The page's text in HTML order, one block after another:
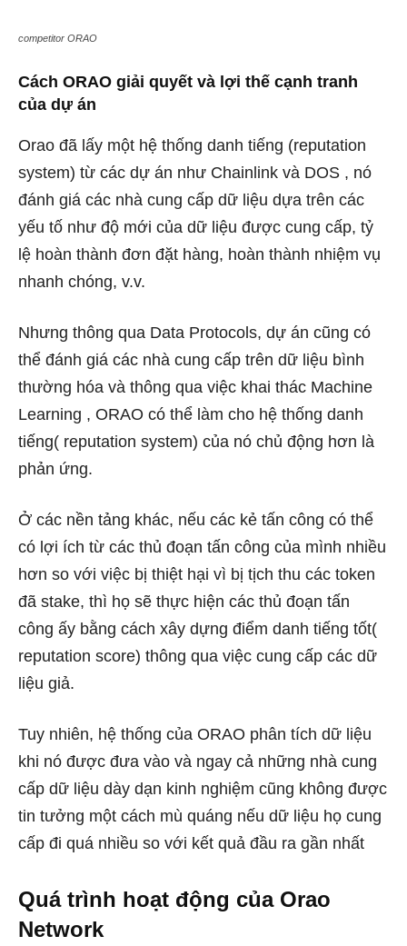
competitor ORAO
Cách ORAO giải quyết và lợi thế cạnh tranh
của dự án
Orao đã lấy một hệ thống danh tiếng (reputation
system) từ các dự án như Chainlink và DOS , nó
đánh giá các nhà cung cấp dữ liệu dựa trên các
yếu tố như độ mới của dữ liệu được cung cấp, tỷ
lệ hoàn thành đơn đặt hàng, hoàn thành nhiệm vụ
nhanh chóng, v.v.
Nhưng thông qua Data Protocols, dự án cũng có
thể đánh giá các nhà cung cấp trên dữ liệu bình
thường hóa và thông qua việc khai thác Machine
Learning , ORAO có thể làm cho hệ thống danh
tiếng( reputation system) của nó chủ động hơn là
phản ứng.
Ở các nền tảng khác, nếu các kẻ tấn công có thể
có lợi ích từ các thủ đoạn tấn công của mình nhiều
hơn so với việc bị thiệt hại vì bị tịch thu các token
đã stake, thì họ sẽ thực hiện các thủ đoạn tấn
công ấy bằng cách xây dựng điểm danh tiếng tốt(
reputation score) thông qua việc cung cấp các dữ
liệu giả.
Tuy nhiên, hệ thống của ORAO phân tích dữ liệu
khi nó được đưa vào và ngay cả những nhà cung
cấp dữ liệu dày dạn kinh nghiệm cũng không được
tin tưởng một cách mù quáng nếu dữ liệu họ cung
cấp đi quá nhiều so với kết quả đầu ra gần nhất
Quá trình hoạt động của Orao
Network